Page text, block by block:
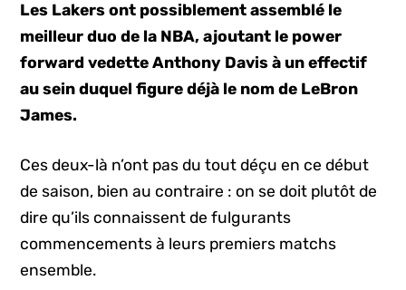
Les Lakers ont possiblement assemblé le
meilleur duo de la NBA, ajoutant le power
forward vedette Anthony Davis à un effectif
au sein duquel figure déjà le nom de LeBron
James.
Ces deux-là n’ont pas du tout déçu en ce début
de saison, bien au contraire : on se doit plutôt de
dire qu’ils connaissent de fulgurants
commencements à leurs premiers matchs
ensemble.